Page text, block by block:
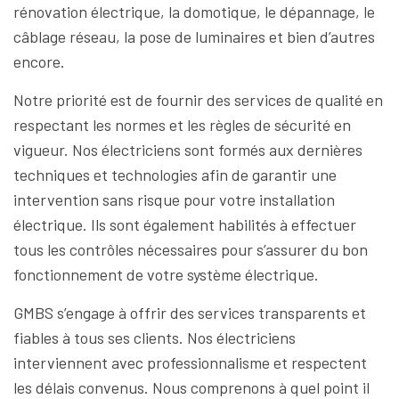
rénovation électrique, la domotique, le dépannage, le
câblage réseau, la pose de luminaires et bien d’autres
encore.
Notre priorité est de fournir des services de qualité en
respectant les normes et les règles de sécurité en
vigueur. Nos électriciens sont formés aux dernières
techniques et technologies afin de garantir une
intervention sans risque pour votre installation
électrique. Ils sont également habilités à effectuer
tous les contrôles nécessaires pour s’assurer du bon
fonctionnement de votre système électrique.
GMBS s’engage à offrir des services transparents et
fiables à tous ses clients. Nos électriciens
interviennent avec professionnalisme et respectent
les délais convenus. Nous comprenons à quel point il